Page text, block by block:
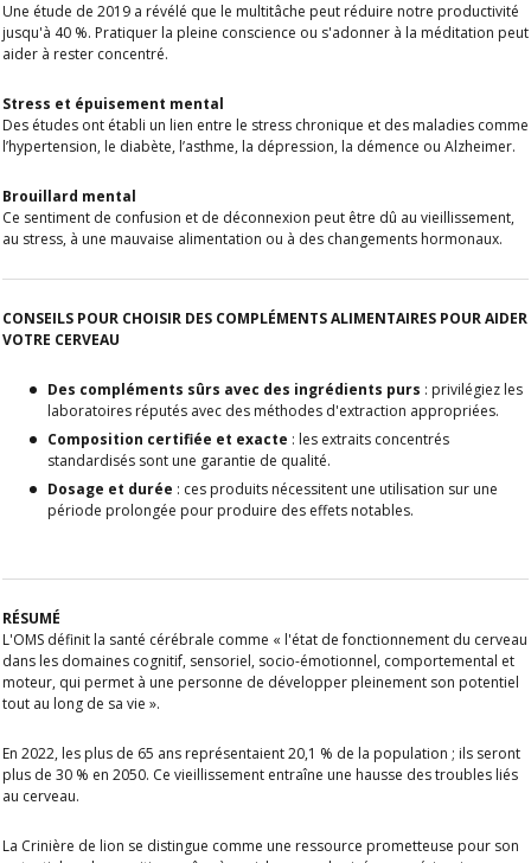
Une étude de 2019 a révélé que le multitâche peut réduire notre productivité
jusqu'à 40 %. Pratiquer la pleine conscience ou s'adonner à la méditation peut
aider à rester concentré.
Stress et épuisement mental
Des études ont établi un lien entre le stress chronique et des maladies comme
l’hypertension, le diabète, l’asthme, la dépression, la démence ou Alzheimer.
Brouillard mental
Ce sentiment de confusion et de déconnexion peut être dû au vieillissement,
au stress, à une mauvaise alimentation ou à des changements hormonaux.
CONSEILS POUR CHOISIR DES COMPLÉMENTS ALIMENTAIRES POUR AIDER
VOTRE CERVEAU
Des compléments sûrs avec des ingrédients purs : privilégiez les
laboratoires réputés avec des méthodes d'extraction appropriées.
Composition certifiée et exacte : les extraits concentrés
standardisés sont une garantie de qualité.
Dosage et durée : ces produits nécessitent une utilisation sur une
période prolongée pour produire des effets notables.
RÉSUMÉ
L'OMS définit la santé cérébrale comme « l'état de fonctionnement du cerveau
dans les domaines cognitif, sensoriel, socio-émotionnel, comportemental et
moteur, qui permet à une personne de développer pleinement son potentiel
tout au long de sa vie ».
En 2022, les plus de 65 ans représentaient 20,1 % de la population ; ils seront
plus de 30 % en 2050. Ce vieillissement entraîne une hausse des troubles liés
au cerveau.
La Crinière de lion se distingue comme une ressource prometteuse pour son